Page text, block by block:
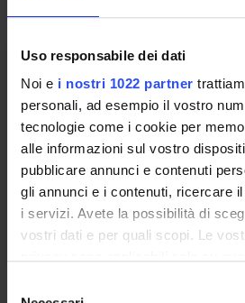
Uso responsabile dei dati
Noi e i nostri 1022 partner
personali, ad esempio il vostro
tecnologie come i cookie per
alle informazioni sul vostro
pubblicare annunci e contenuti
gli annunci e i contenuti, ricercare
i servizi. Avete la possibilità di
vostri dati e per quali scopi. Le
PARTE II
Credits
3
Period
Academic staff
Maciej Bielawski
Lessons timetable